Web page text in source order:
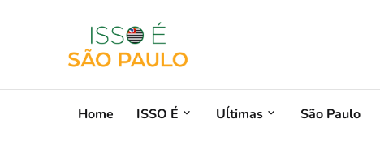
Home ISSO É Uĺtimas São Paulo